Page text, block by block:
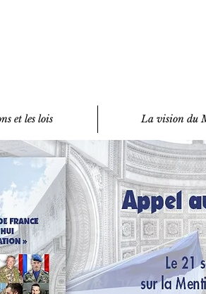
et les lois La vision du